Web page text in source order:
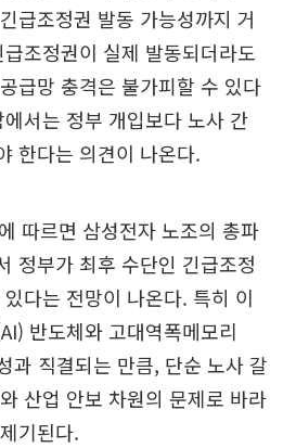
급조정권 발동 가능성까지 거
조정권이 실제 발동되더라도
급망 충격은 불가피할 수 있다
서는 정부 개입보다 노사 간
한다는 의견이 나온다.
따르면 삼성전자 노조의 총파
정부가 최후 수단인 긴급조정
다는 전망이 나온다. 특히 이
반도체와 고대역폭메모리
과 직결되는 만큼, 단순 노사 갈
산업 안보 차원의 문제로 바라
기된다.